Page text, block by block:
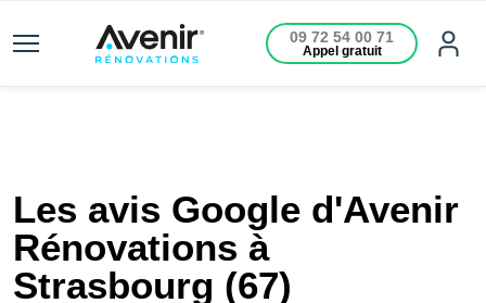
09 72 54 00 71
Appel gratuit
Les avis Google d'Avenir
Rénovations à
Strasbourg (67)